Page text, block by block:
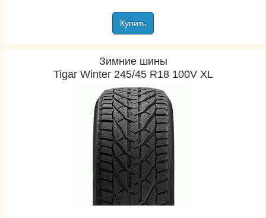
Купить
Зимние шины
Tigar Winter 245/45 R18 100V XL